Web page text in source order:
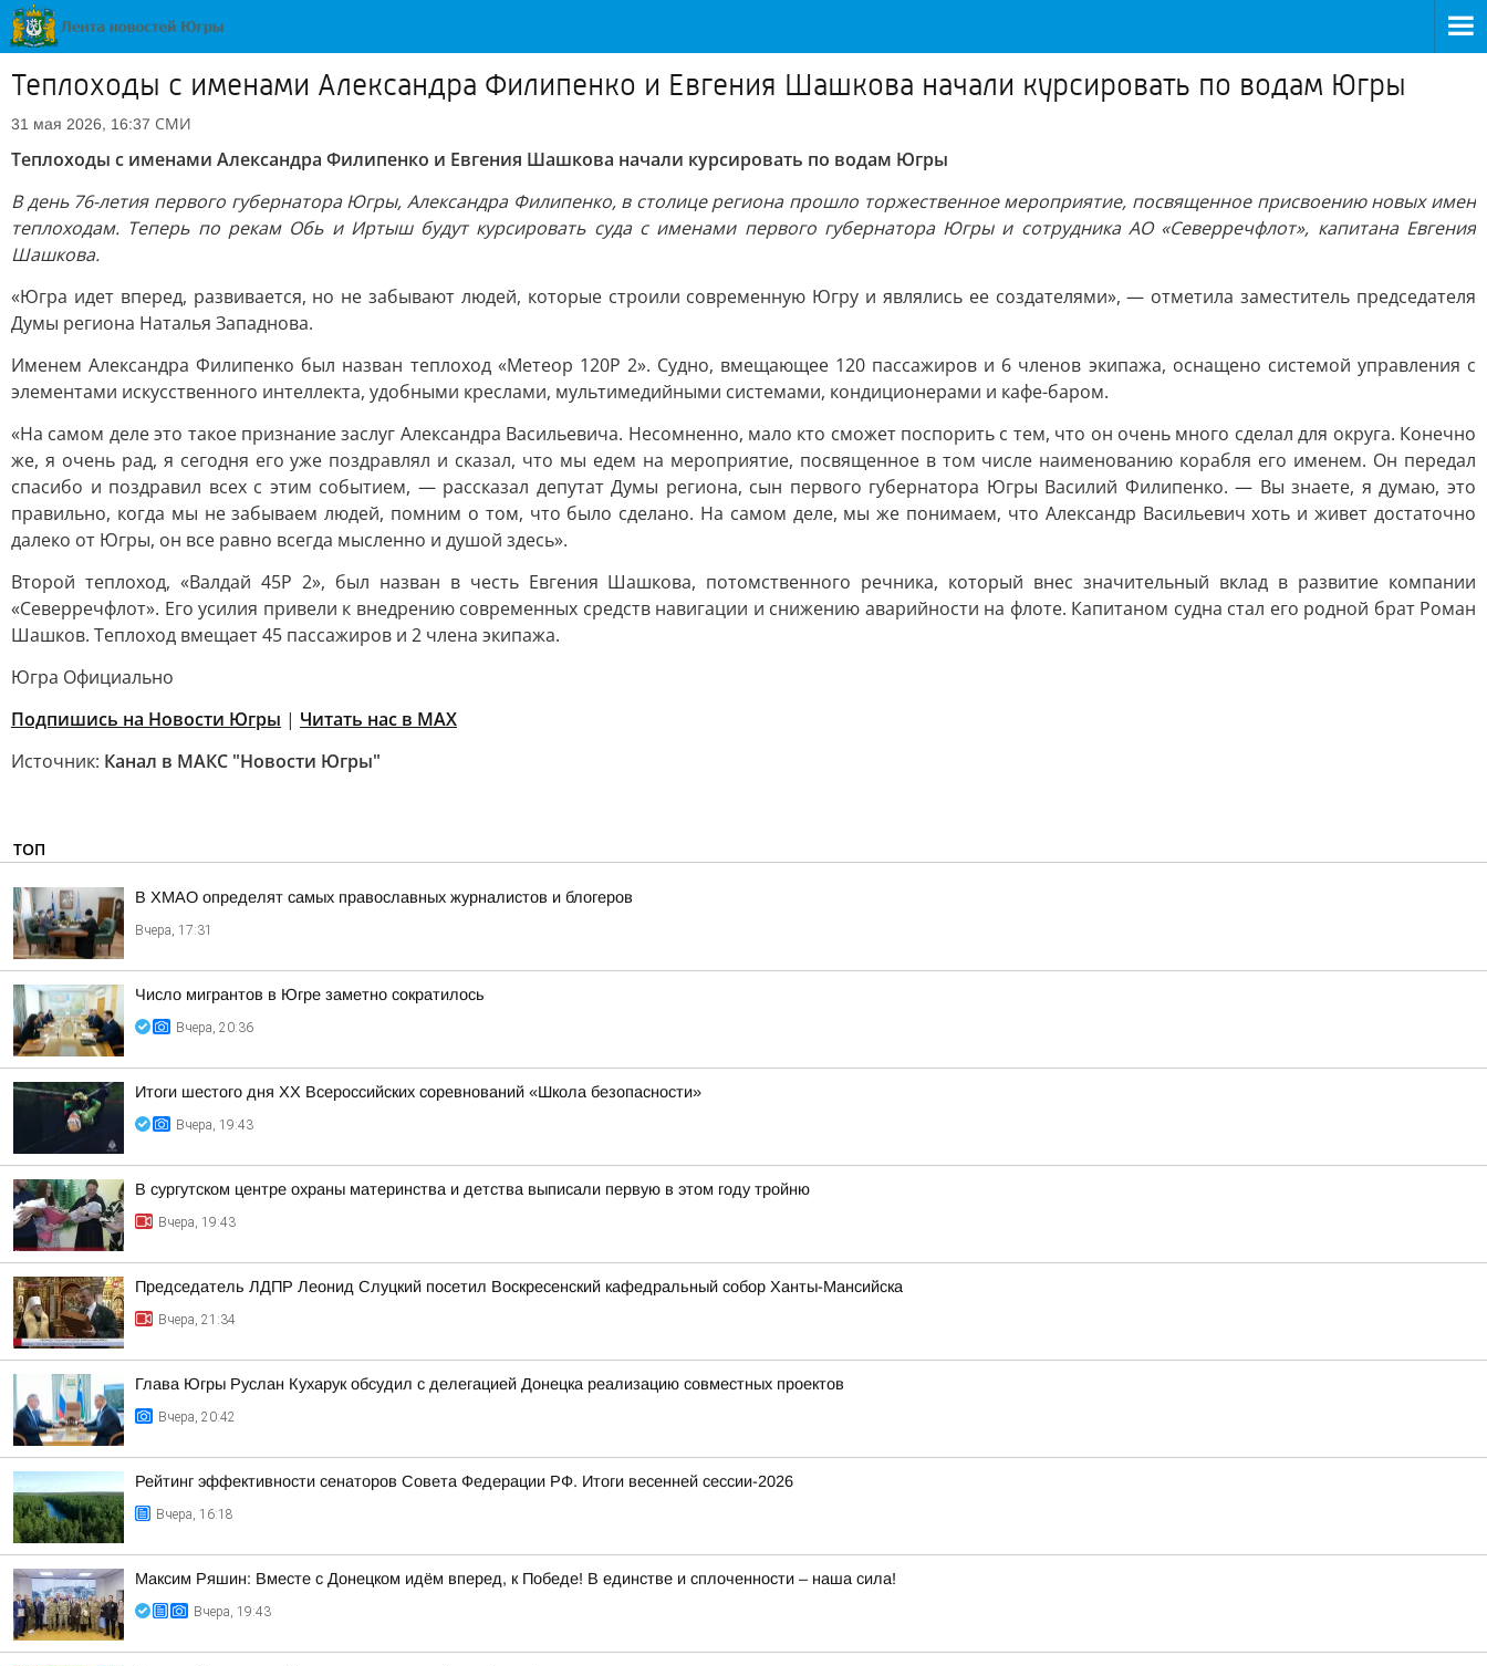
Теплоходы с именами Александра Филипенко и Евгения Шашкова начали курсировать по водам Югры
31 мая 2026, 16:37 СМИ
Теплоходы с именами Александра Филипенко и Евгения Шашкова начали курсировать по водам Югры
В день 76-летия первого губернатора Югры, Александра Филипенко, в столице региона прошло торжественное мероприятие, посвященное присвоению новых имен
теплоходам. Теперь по рекам Обь и Иртыш будут курсировать суда с именами первого губернатора Югры и сотрудника АО «Северречфлот», капитана Евгения
Шашкова.
«Югра идет вперед, развивается, но не забывают людей, которые строили современную Югру и являлись ее создателями», — отметила заместитель председателя
Думы региона Наталья Западнова.
Именем Александра Филипенко был назван теплоход «Метеор 120Р 2». Судно, вмещающее 120 пассажиров и 6 членов экипажа, оснащено системой управления с
элементами искусственного интеллекта, удобными креслами, мультимедийными системами, кондиционерами и кафе-баром.
«На самом деле это такое признание заслуг Александра Васильевича. Несомненно, мало кто сможет поспорить с тем, что он очень много сделал для округа. Конечно
же, я очень рад, я сегодня его уже поздравлял и сказал, что мы едем на мероприятие, посвященное в том числе наименованию корабля его именем. Он передал
спасибо и поздравил всех с этим событием, — рассказал депутат Думы региона, сын первого губернатора Югры Василий Филипенко. — Вы знаете, я думаю, это
правильно, когда мы не забываем людей, помним о том, что было сделано. На самом деле, мы же понимаем, что Александр Васильевич хоть и живет достаточно
далеко от Югры, он все равно всегда мысленно и душой здесь».
Второй теплоход, «Валдай 45Р 2», был назван в честь Евгения Шашкова, потомственного речника, который внес значительный вклад в развитие компании
«Северречфлот». Его усилия привели к внедрению современных средств навигации и снижению аварийности на флоте. Капитаном судна стал его родной брат Роман
Шашков. Теплоход вмещает 45 пассажиров и 2 члена экипажа.
Югра Официально
Подпишись на Новости Югры | Читать нас в MAX
Источник: Канал в МАКС "Новости Югры"
ТОП
В ХМАО определят самых православных журналистов и блогеров
Вчера, 17:31
Число мигрантов в Югре заметно сократилось
Вчера, 20:36
Итоги шестого дня XX Всероссийских соревнований «Школа безопасности»
Вчера, 19:43
В сургутском центре охраны материнства и детства выписали первую в этом году тройню
Вчера, 19:43
Председатель ЛДПР Леонид Слуцкий посетил Воскресенский кафедральный собор Ханты-Мансийска
Вчера, 21:34
Глава Югры Руслан Кухарук обсудил с делегацией Донецка реализацию совместных проектов
Вчера, 20:42
Рейтинг эффективности сенаторов Совета Федерации РФ. Итоги весенней сессии-2026
Вчера, 16:18
Максим Ряшин: Вместе с Донецком идём вперед, к Победе! В единстве и сплоченности – наша сила!
Вчера, 19:43